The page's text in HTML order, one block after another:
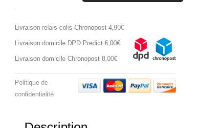
Livraison relais colis Chronopost 4,90€
Livraison domicile DPD Predict 6,00€
Livraison domicile Chronopost 8,00€
Politique de
confidentialité